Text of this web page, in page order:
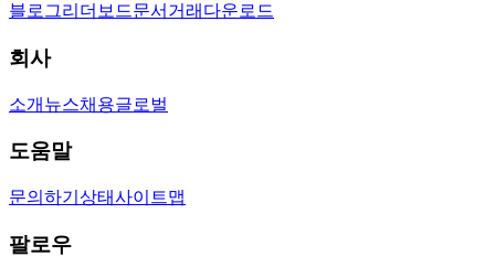
블로그리더보드문서 거래 다운로드
회사
소개 뉴스채용글로벌
도움말
문의하기 상태사이트맵
팔로우